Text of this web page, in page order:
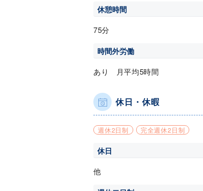
休憩時間
75分
時間外労働
あり 月平均5時間
休日・休暇
週休2日制 完全週休2日制
休日
他